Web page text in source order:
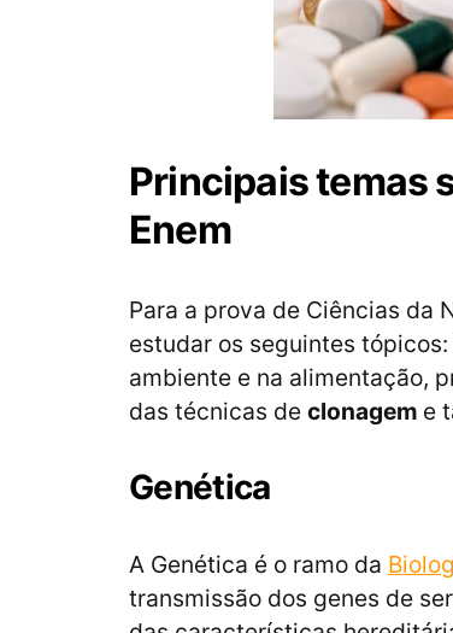
Principais temas
Enem
Para a prova de Ciências da
estudar os seguintes tópicos:
ambiente e na alimentação,
das técnicas de clonagem e
Genética
A Genética é o ramo da
transmissão dos genes de